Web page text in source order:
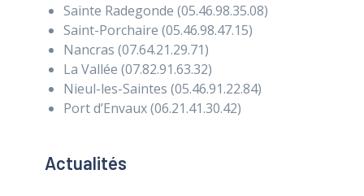
Sainte Radegonde (05.46.98.35.08)
Saint-Porchaire (05.46.98.47.15)
Nancras (07.64.21.29.71)
La Vallée (07.82.91.63.32)
Nieul-les-Saintes (05.46.91.22.84)
Port d’Envaux (06.21.41.30.42)
Actualités